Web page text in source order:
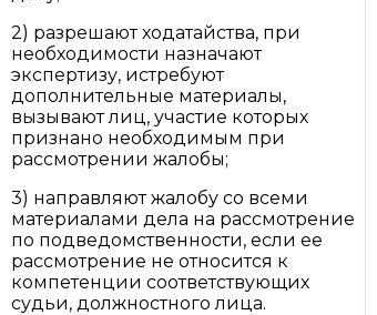
2) разрешают ходатайства, при
необходимости назначают
экспертизу, истребуют
дополнительные материалы,
вызывают лиц, участие которых
признано необходимым при
рассмотрении жалобы;
3) направляют жалобу со всеми
материалами дела на рассмотрение
по подведомственности, если ее
рассмотрение не относится к
компетенции соответствующих
судьи, должностного лица.